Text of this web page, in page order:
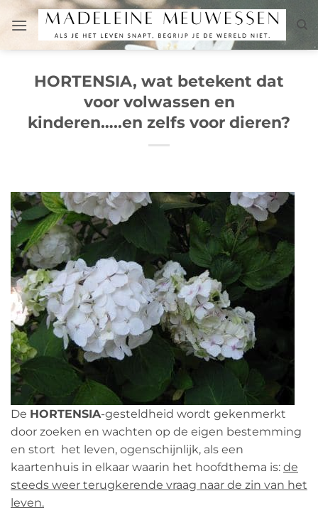
naar
inhoud
HORTENSIA, wat betekent dat
voor volwassen en
kinderen…..en zelfs voor dieren?
De HORTENSIA-gesteldheid wordt gekenmerkt
door zoeken en wachten op de eigen bestemming
en stort het leven, ogenschijnlijk, als een
kaartenhuis in elkaar waarin het hoofdthema is: de
steeds weer terugkerende vraag naar de zin van het
leven.